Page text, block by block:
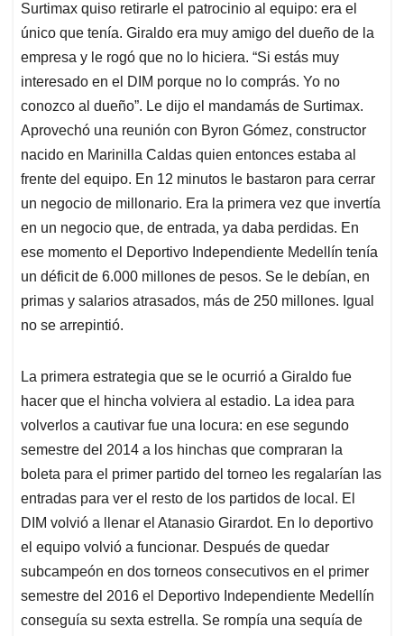
Surtimax quiso retirarle el patrocinio al equipo: era el
único que tenía. Giraldo era muy amigo del dueño de la
empresa y le rogó que no lo hiciera. “Si estás muy
interesado en el DIM porque no lo comprás. Yo no
conozco al dueño”. Le dijo el mandamás de Surtimax.
Aprovechó una reunión con Byron Gómez, constructor
nacido en Marinilla Caldas quien entonces estaba al
frente del equipo. En 12 minutos le bastaron para cerrar
un negocio de millonario. Era la primera vez que invertía
en un negocio que, de entrada, ya daba perdidas. En
ese momento el Deportivo Independiente Medellín tenía
un déficit de 6.000 millones de pesos. Se le debían, en
primas y salarios atrasados, más de 250 millones. Igual
no se arrepintió.
La primera estrategia que se le ocurrió a Giraldo fue
hacer que el hincha volviera al estadio. La idea para
volverlos a cautivar fue una locura: en ese segundo
semestre del 2014 a los hinchas que compraran la
boleta para el primer partido del torneo les regalarían las
entradas para ver el resto de los partidos de local. El
DIM volvió a llenar el Atanasio Girardot. En lo deportivo
el equipo volvió a funcionar. Después de quedar
subcampeón en dos torneos consecutivos en el primer
semestre del 2016 el Deportivo Independiente Medellín
conseguía su sexta estrella. Se rompía una sequía de